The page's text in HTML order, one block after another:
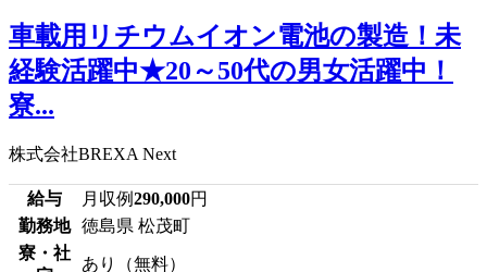
車載用リチウムイオン電池の製造！未
経験活躍中★20～50代の男女活躍中！
寮...
株式会社BREXA Next
給与 月収例290,000円
勤務地 徳島県 松茂町
寮・社
あり（無料）